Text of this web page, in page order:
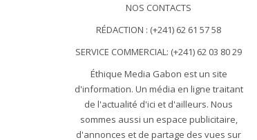
NOS CONTACTS
RÉDACTION : (+241) 62 61 57 58
SERVICE COMMERCIAL: (+241) 62 03 80 29
Éthique Media Gabon est un site
d'information. Un média en ligne traitant
de l'actualité d'ici et d'ailleurs. Nous
sommes aussi un espace publicitaire,
d'annonces et de partage des vues sur